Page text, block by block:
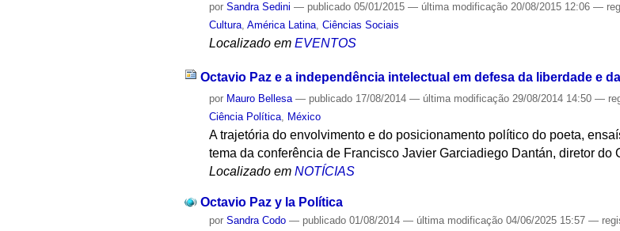
porSandra Sedini — publicado 05/01/2015— última modificação 20/08/2015 12:06—
Cultura,América Latina,Ciências Sociais
Localizado em EVENTOS
Octavio Paz e a independência intelectual em defesa da liberdade e
por Mauro Bellesa — publicado 17/08/2014— última modificação 29/08/2014 14:50—
Ciência Política
México
A trajetória do envolvimento e do posicionamento político do poeta,
tema da conferência de Francisco Javier Garciadiego Dantán, diretor do
Localizado em NOTÍCIAS
Octavio Paz y la Política
porSandra Codo — publicado 01/08/2014— última modificação 04/06/2025 15:57—